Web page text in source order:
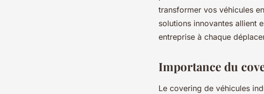
transformer vos véhicules
solutions innovantes allient
entreprise à chaque
Importance du
Le covering de véhicules